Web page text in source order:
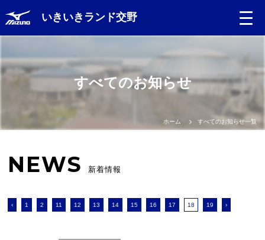
いきいきランド交野
すべてのお知らせ
ホーム すべてのお知らせ一覧
NEWS 新着情報
‹ 1 2 11 12 13 14 15 16 17 18 19 ›